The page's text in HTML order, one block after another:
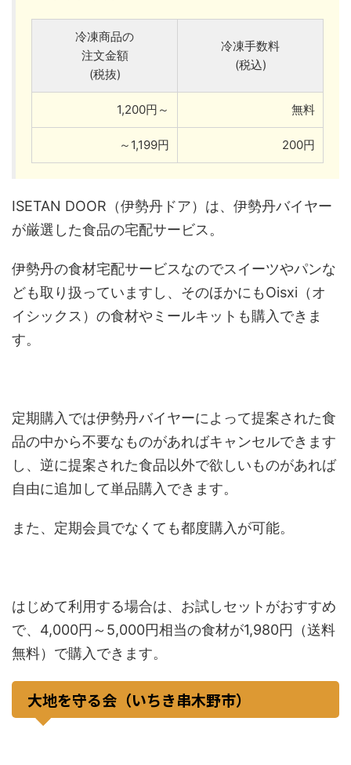
冷凍商品の
注文金額
(税抜)
冷凍手数料
(税込)
1,200円～ 無料
～1,199円 200円
ISETAN DOOR（伊勢丹ドア）は、伊勢丹バイヤー
が厳選した食品の宅配サービス。
伊勢丹の食材宅配サービスなのでスイーツやパンな
ども取り扱っていますし、そのほかにもOisxi（オ
イシックス）の食材やミールキットも購入できま
す。
定期購入では伊勢丹バイヤーによって提案された食
品の中から不要なものがあればキャンセルできます
し、逆に提案された食品以外で欲しいものがあれば
自由に追加して単品購入できます。
また、定期会員でなくても都度購入が可能。
はじめて利用する場合は、お試しセットがおすすめ
で、4,000円～5,000円相当の食材が1,980円（送料
無料）で購入できます。
大地を守る会（いちき串木野市）